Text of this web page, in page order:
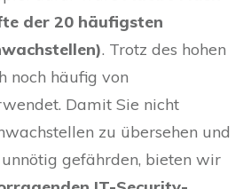
der 20 häufigsten
. Trotz des hohen
noch häufig von
Damit Sie nicht
zu übersehen und
gefährden, bieten wir